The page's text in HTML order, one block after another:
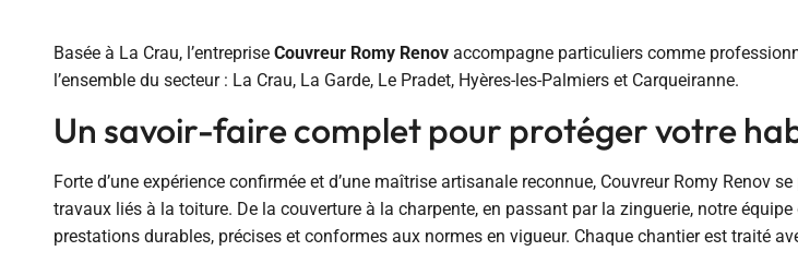
Basée à La Crau, l’entreprise Couvreur Romy Renov accompagne particuliers comme
l’ensemble du secteur : La Crau, La Garde, Le Pradet, Hyères-les-Palmiers et Carqueiranne.
Un savoir-faire complet pour protéger votre
Forte d’une expérience confirmée et d’une maîtrise artisanale reconnue, Couvreur Romy Renov
travaux liés à la toiture. De la couverture à la charpente, en passant par la zinguerie, notre
prestations durables, précises et conformes aux normes en vigueur. Chaque chantier est traité